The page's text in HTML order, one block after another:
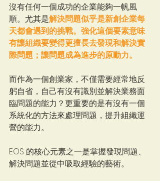
沒有任何一個成功的企業能夠一帆風
順。尤其是解決問題似乎是新創企業每
天都會遇到的挑戰。強化這個要素意味
有讓組織要變得更擅長去發現和解決實
際問題；讓問題成為進步的原動力。
而作為一個創業家，不僅需要經常地反
躬自省，自己有沒有識別並解決業務面
臨問題的能力？更重要的是有沒有一個
系統化的方法來處理問題，提升組織運
營的能力。
EOS 的核心元素之一是掌握發現問題、
解決問題並從中吸取經驗的藝術。